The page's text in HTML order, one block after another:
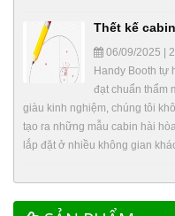
Thết kế
06/09/2025 |
Handy Booth tự
đạt chuẩn thẩm
giàu kinh nghiệm, chúng tôi
tạo ra những mẫu cabin hài
lắp đặt ở nhiều không gian